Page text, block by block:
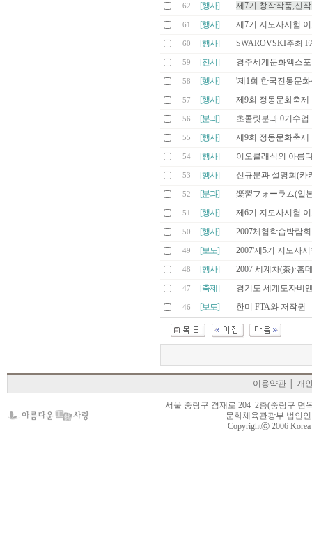
62 [행사] 제7기 창작작품,신
61 [행사] 제7기 지도사시험
60 [행사] SWAROVSKI주최
59 [전시] 경주세계문화엑스
58 [행사] '제1회 한국전통문
57 [행사] 제9회 정동문화축제
56 [분과] 초콜릿분과 0기수업
55 [행사] 제9회 정동문화축제
54 [행사] 이오클래식의 아름
53 [행사] 신규분과 설명회(카
52 [분과] 楽習フォーラム(일
51 [행사] 제6기 지도사시험
50 [행사] 2007체험학습박람
49 [보도] 2007'제5기 지도사
48 [행사] 2007 세계차(茶)·홈
47 [축제] 경기도 세계도자비
46 [보도] 한미 FTA와 저작권
이용약관 │개
서울 중랑구 겸재로 204 2층(중랑구 면
문화체육관광부 법인
Copyrightⓒ 2006 Korea